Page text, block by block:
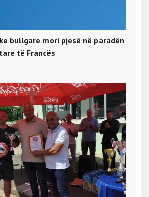
bullgare mori pjesë në paradën
të Francës